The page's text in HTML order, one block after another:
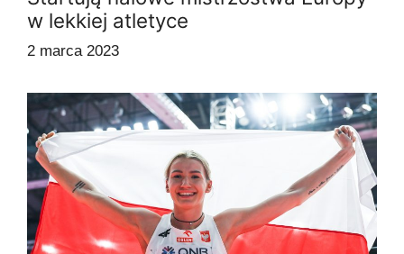
w lekkiej atletyce
2 marca 2023